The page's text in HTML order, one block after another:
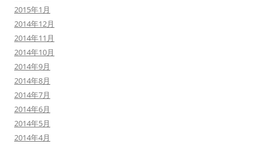
2015年1月
2014年12月
2014年11月
2014年10月
2014年9月
2014年8月
2014年7月
2014年6月
2014年5月
2014年4月